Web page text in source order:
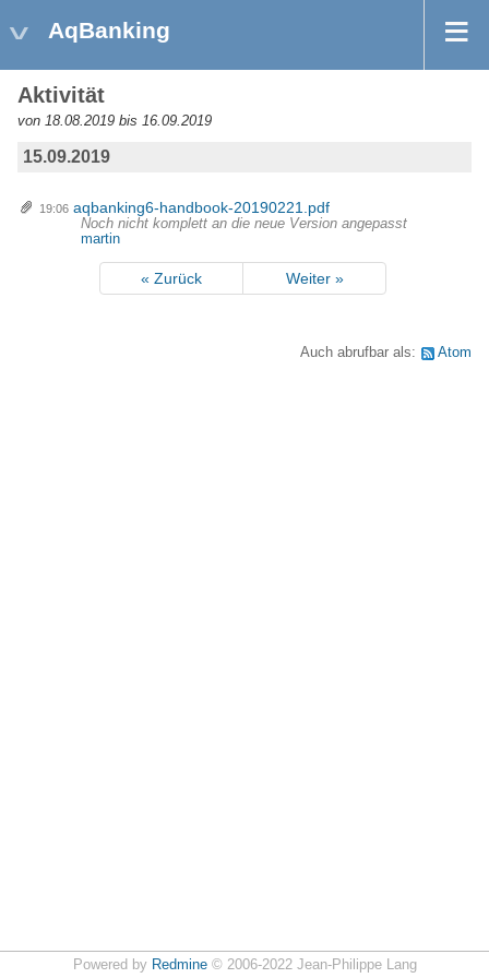
AqBanking
Aktivität
von 18.08.2019 bis 16.09.2019
15.09.2019
19:06 aqbanking6-handbook-20190221.pdf
Noch nicht komplett an die neue Version angepasst
martin
« Zurück Weiter »
Auch abrufbar als: Atom
Powered by Redmine© 2006-2022 Jean-Philippe Lang